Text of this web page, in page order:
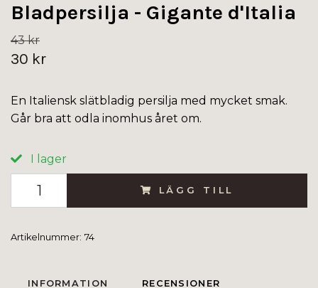
Bladpersilja - Gigante d'Italia
43 kr
30 kr
En Italiensk slätbladig persilja med mycket smak.
Går bra att odla inomhus året om.
I lager
LÄGG TILL
Artikelnummer: 74
INFORMATION RECENSIONER